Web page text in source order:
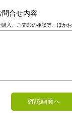
問合せ内容
購入、ご売却の相談等、ほか